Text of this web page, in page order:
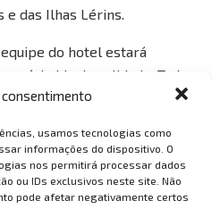
consentimento
usamos tecnologias como
informações do dispositivo. O
nos permitirá processar dados
ou IDs exclusivos neste site. Não
pode afetar negativamente certos
e das Ilhas Lérins.
do hotel estará
ideal realidade. Tudo
até a noite, seu coração
orquestrado pelo chef das
com o que você